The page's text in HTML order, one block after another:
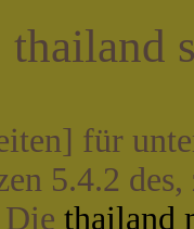
thailand
für
5.4.2
thailand